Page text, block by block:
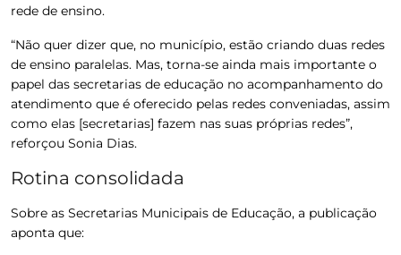
rede de ensino.
“Não quer dizer que, no município, estão criando duas redes
de ensino paralelas. Mas, torna-se ainda mais importante o
papel das secretarias de educação no acompanhamento do
atendimento que é oferecido pelas redes conveniadas, assim
como elas [secretarias] fazem nas suas próprias redes”,
reforçou Sonia Dias.
Rotina consolidada
Sobre as Secretarias Municipais de Educação, a publicação
aponta que: